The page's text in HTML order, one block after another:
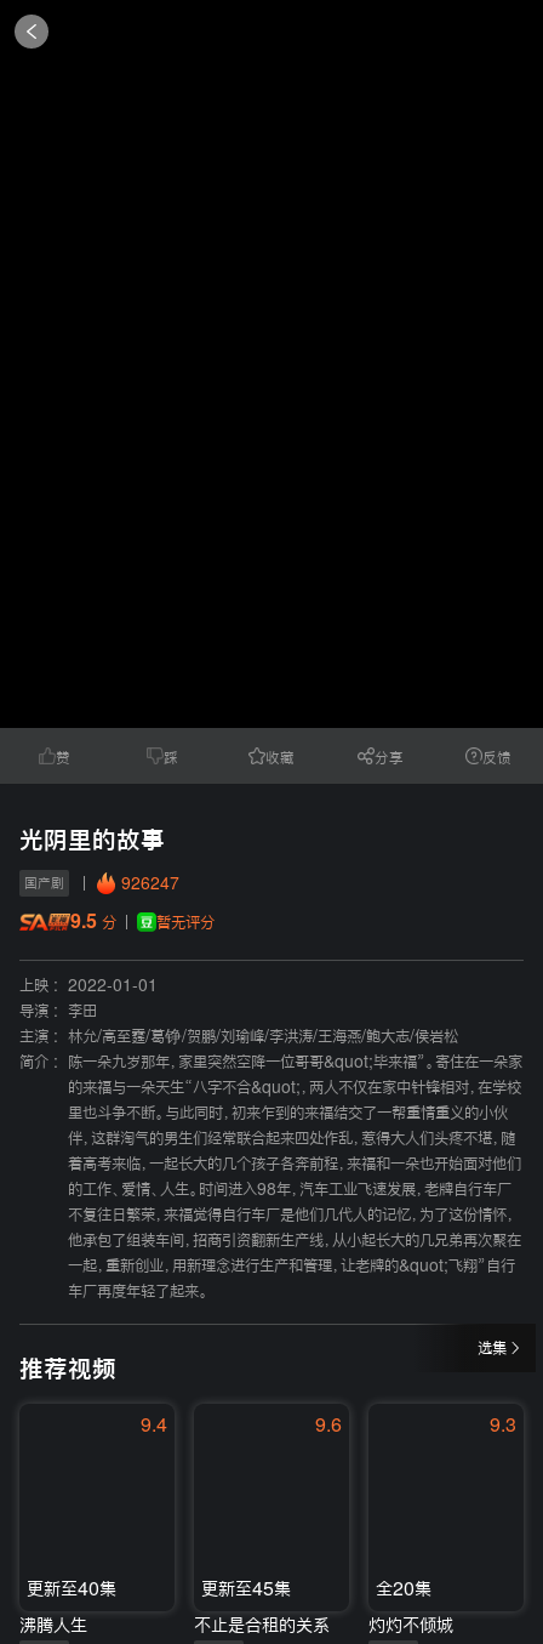
赞 踩 收藏 分享 反馈
光阴里的故事
国产剧 926247
9.5 分 暂无评分
上映 :
2022-01-01
导演 :
李田
主演 :
林允/高至霆/葛铮/贺鹏/刘瑜峰/李洪涛/王海燕/鲍大志/侯岩松
简介 :
陈一朵九岁那年，家里突然空降一位哥哥&quot;毕来福”。寄住在一朵家
的来福与一朵天生“八字不合&quot;，两人不仅在家中针锋相对，在学校
里也斗争不断。与此同时，初来乍到的来福结交了一帮重情重义的小伙
伴，这群淘气的男生们经常联合起来四处作乱，惹得大人们头疼不堪，随
着高考来临，一起长大的几个孩子各奔前程，来福和一朵也开始面对他们
的工作、爱情、人生。时间进入98年，汽车工业飞速发展，老牌自行车厂
不复往日繁荣，来福觉得自行车厂是他们几代人的记忆，为了这份情怀，
他承包了组装车间，招商引资翻新生产线，从小起长大的几兄弟再次聚在
一起，重新创业，用新理念进行生产和管理，让老牌的&quot;飞翔”自行
车厂再度年轻了起来。
选集
推荐视频
9.4
更新至40集
沸腾人生
9.6
更新至45集
不止是合租的关系
9.3
全20集
灼灼不倾城